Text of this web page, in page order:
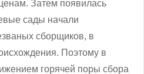
Затем появилась
сады начали
сборщиков, в
Поэтому в
горячей поры сбора